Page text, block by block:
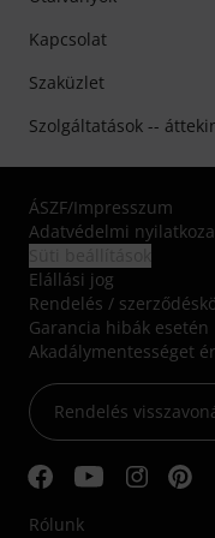
Kapcsolat
Szaküzlet
Szolgáltatások --
ÁSZF/Impresszum
Adatvédelmi
Elállási jog
Rendelés /
Garancia hibák esetén
Akadálymentességet
Rendelés
Rólunk